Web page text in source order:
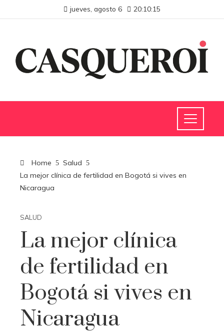
jueves, agosto 6 20:10:16
Home
Salud
La mejor clínica de fertilidad en Bogotá si vives en
Nicaragua
SALUD
La mejor clínica
de fertilidad en
Bogotá si vives en
Nicaragua